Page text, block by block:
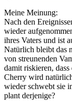
Meine Meinung:
Nach den
wieder
ihres Vaters und ist
Natürlich bleibt das
von streunenden
damit riskieren,
Cherry wird
wieder schwebt sie
plant derjenige?